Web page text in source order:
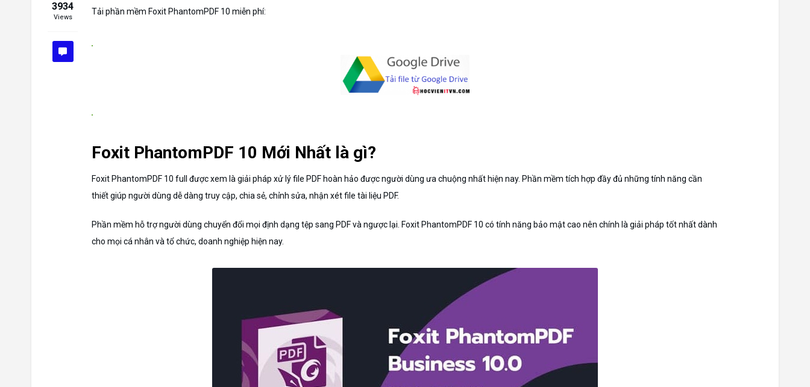
3934
Views
Tải phần mềm Foxit PhantomPDF 10 miễn phí:
Foxit PhantomPDF 10 Mới Nhất là gì?
Foxit PhantomPDF 10 full được xem là giải pháp xử lý file PDF hoàn hảo được người dùng ưa chuộng nhất hiện nay. Phần mềm tích hợp đầy đủ những tính năng cần
thiết giúp người dùng dễ dàng truy cập, chia sẻ, chỉnh sửa, nhận xét file tài liệu PDF.
Phần mềm hỗ trợ người dùng chuyển đổi mọi định dạng tệp sang PDF và ngược lại. Foxit PhantomPDF 10 có tính năng bảo mật cao nên chính là giải pháp tốt nhất dành
cho mọi cá nhân và tổ chức, doanh nghiệp hiện nay.